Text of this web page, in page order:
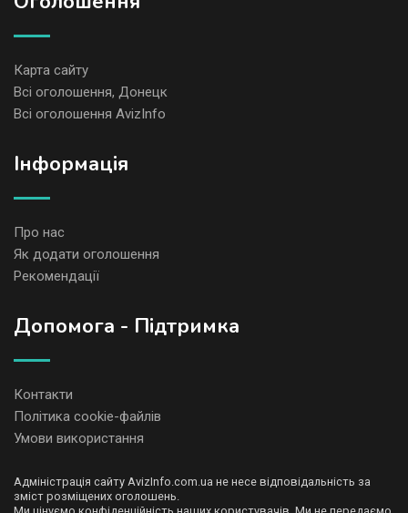
Карта сайту
Всі оголошення, Донецк
Всі оголошення AvizInfo
Iнформація
Про нас
Як додати оголошення
Рекомендації
Допомога - Підтримка
Контакти
Політика cookie-файлів
Умови використання
Адміністрація сайту AvizInfo.com.ua не несе відповідальність за
зміст розміщених оголошень.